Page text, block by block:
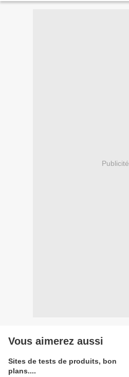
Publicité
Vous aimerez aussi
Sites de tests de produits, bon
plans....